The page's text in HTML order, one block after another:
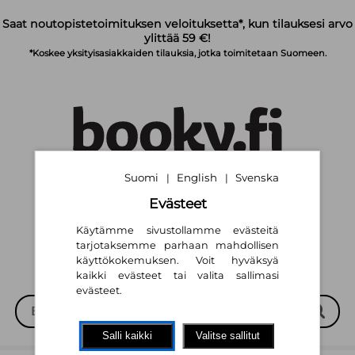
Saat noutopistetoimituksen veloituksetta*, kun tilauksesi arvo
ylittää 59 €!
*Koskee yksityisasiakkaiden tilauksia, jotka toimitetaan Suomeen.
Suomi | English | Svenska
Evästeet
Käytämme sivustollamme evästeitä
tarjotaksemme parhaan mahdollisen
käyttökokemuksen. Voit hyväksyä
kaikki evästeet tai valita sallimasi
evästeet.
Salli kaikki Valitse sallitut